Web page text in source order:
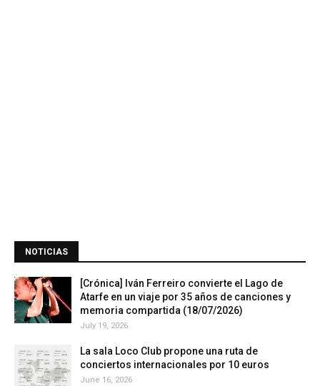
NOTICIAS
[Crónica] Iván Ferreiro convierte el Lago de
Atarfe en un viaje por 35 años de canciones y
memoria compartida (18/07/2026)
July 19, 2026
La sala Loco Club propone una ruta de
conciertos internacionales por 10 euros
June 16, 2026